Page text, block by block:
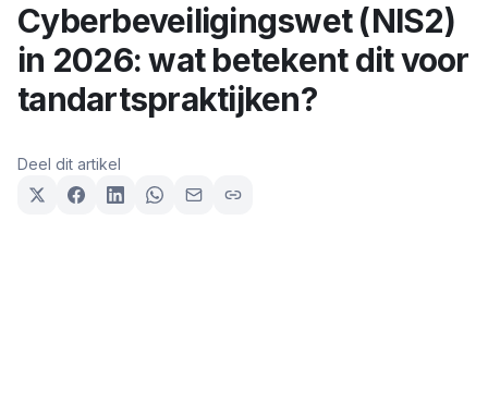
Cyberbeveiligingswet (NIS2)
in 2026: wat betekent dit voor
tandartspraktijken?
Deel dit artikel